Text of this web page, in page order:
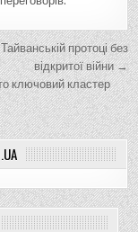
протоці без
відкритої війни →
ключовий кластер